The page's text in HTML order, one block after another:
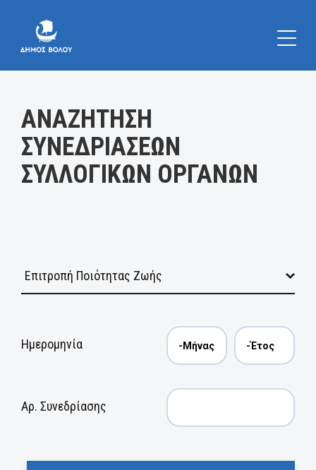
ΑΝΑΖΗΤΗΣΗ
ΣΥΝΕΔΡΙΑΣΕΩΝ
ΣΥΛΛΟΓΙΚΩΝ ΟΡΓΑΝΩΝ
Ημερομηνία
Αρ. Συνεδρίασης